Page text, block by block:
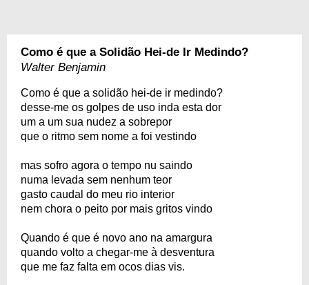
Como é que a Solidão Hei-de Ir Medindo?
Walter Benjamin
Como é que a solidão hei-de ir medindo?
desse-me os golpes de uso inda esta dor
um a um sua nudez a sobrepor
que o ritmo sem nome a foi vestindo
mas sofro agora o tempo nu saindo
numa levada sem nenhum teor
gasto caudal do meu rio interior
nem chora o peito por mais gritos vindo
Quando é que é novo ano na amargura
quando volto a chegar-me à desventura
que me faz falta em ocos dias vis.